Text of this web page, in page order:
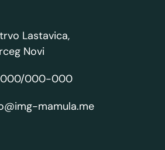
Lastavica,
Novi
000-000
mamula.me